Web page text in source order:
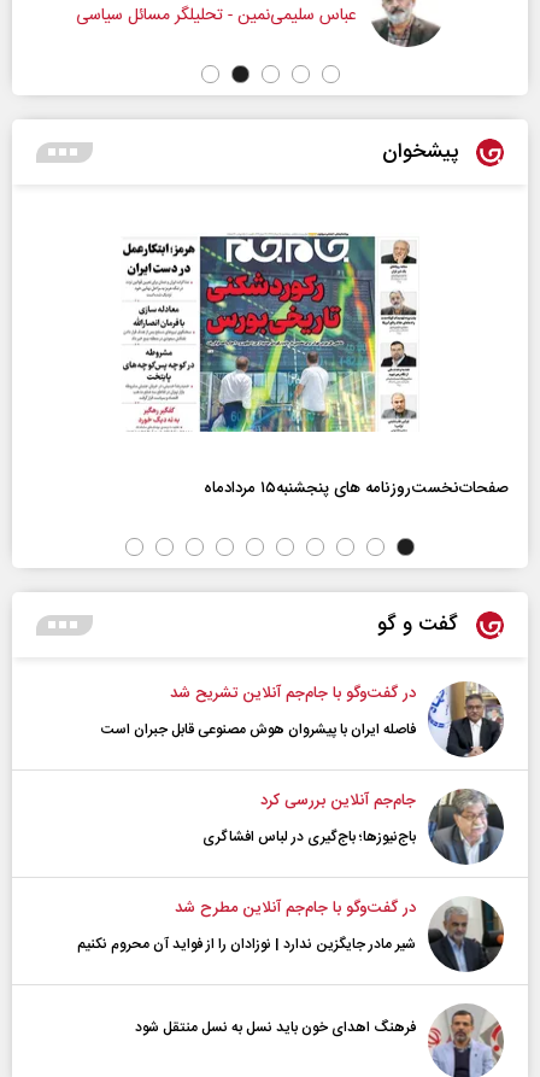
عباس سلیمی‌نمین - تحلیلگر مسائل سیاسی
پیشخوان
صفحات‌نخست‌روزنامه ها‌ی پنجشنبه‌۱۵ مردادماه
گفت و گو
در گفت‌و‌گو با جام‌جم آنلاین تشریح شد
فاصله ایران با پیشرو‌ان هوش مصنوعی قابل جبران است
جام‌جم آنلاین بررسی کرد
باج‌نیوزها؛ باج‌گیری در لباس افشاگری
در گفت‌و‌گو با جام‌جم آنلاین مطرح شد
شیر مادر جایگزین ندارد | نوزادان را از فواید آن محروم نکنیم
فرهنگ اهدای خون باید نسل به نسل منتقل شود